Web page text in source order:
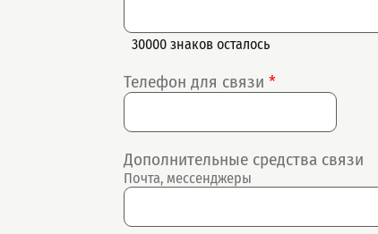
30000 знаков осталось
Телефон для связи *
Дополнительные средства связи
Почта, мессенджеры